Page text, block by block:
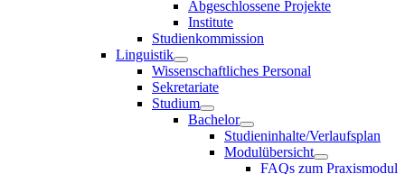
Abgeschlossene Projekte
Institute
Studienkommission
Linguistik
Wissenschaftliches Personal
Sekretariate
Studium
Bachelor
Studieninhalte/Verlaufsplan
Modulübersicht
FAQs zum Praxismodul